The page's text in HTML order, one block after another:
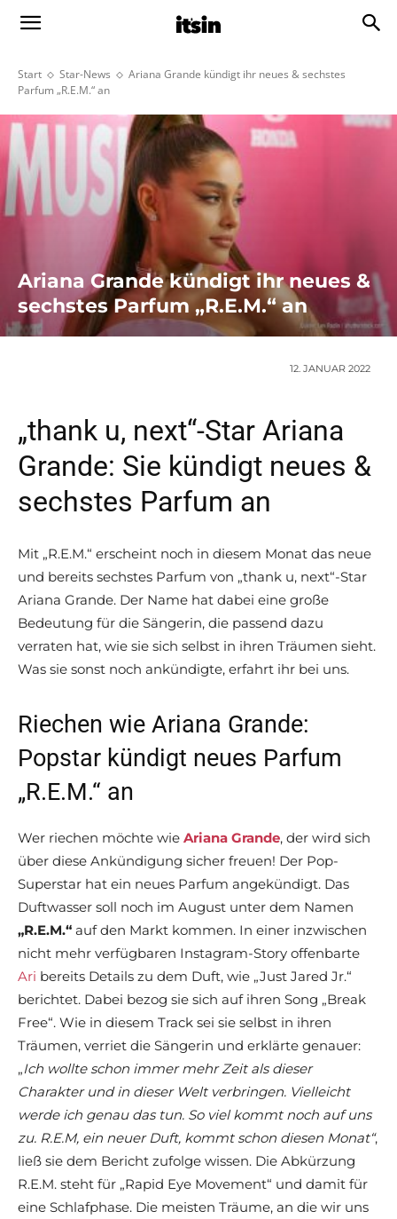
Start Star-News
Ariana Grande kündigt ihr neues & sechstes
Parfum „R.E.M.“ an
Ariana Grande kündigt ihr neues &
sechstes Parfum „R.E.M.“ an
12. JANUAR 2022
„thank u, next“-Star Ariana
Grande: Sie kündigt neues &
sechstes Parfum an
Mit „R.E.M.“ erscheint noch in diesem Monat das neue
und bereits sechstes Parfum von „thank u, next“-Star
Ariana Grande. Der Name hat dabei eine große
Bedeutung für die Sängerin, die passend dazu
verraten hat, wie sie sich selbst in ihren Träumen sieht.
Was sie sonst noch ankündigte, erfahrt ihr bei uns.
Riechen wie Ariana Grande:
Popstar kündigt neues Parfum
„R.E.M.“ an
Wer riechen möchte wie Ariana Grande, der wird sich
über diese Ankündigung sicher freuen! Der Pop-
Superstar hat ein neues Parfum angekündigt. Das
Duftwasser soll noch im August unter dem Namen
„R.E.M.“ auf den Markt kommen. In einer inzwischen
nicht mehr verfügbaren Instagram-Story offenbarte
Ari bereits Details zu dem Duft, wie „Just Jared Jr.“
berichtet. Dabei bezog sie sich auf ihren Song „Break
Free“. Wie in diesem Track sei sie selbst in ihren
Träumen, verriet die Sängerin und erklärte genauer:
„Ich wollte schon immer mehr Zeit als dieser
Charakter und in dieser Welt verbringen. Vielleicht
werde ich genau das tun. So viel kommt noch auf uns
zu. R.E.M, ein neuer Duft, kommt schon diesen Monat“,
ließ sie dem Bericht zufolge wissen. Die Abkürzung
R.E.M. steht für „Rapid Eye Movement“ und damit für
eine Schlafphase. Die meisten Träume, an die wir uns